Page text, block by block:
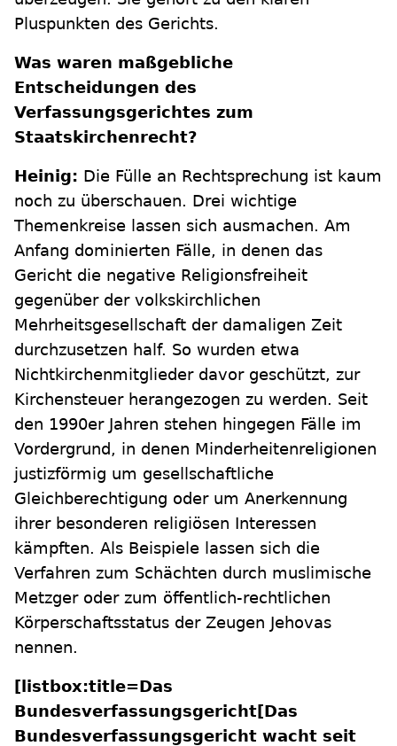
Pluspunkten des Gerichts.
Was waren maßgebliche
Entscheidungen des
Verfassungsgerichtes zum
Staatskirchenrecht?
Heinig: Die Fülle an Rechtsprechung ist kaum
noch zu überschauen. Drei wichtige
Themenkreise lassen sich ausmachen. Am
Anfang dominierten Fälle, in denen das
Gericht die negative Religionsfreiheit
gegenüber der volkskirchlichen
Mehrheitsgesellschaft der damaligen Zeit
durchzusetzen half. So wurden etwa
Nichtkirchenmitglieder davor geschützt, zur
Kirchensteuer herangezogen zu werden. Seit
den 1990er Jahren stehen hingegen Fälle im
Vordergrund, in denen Minderheitenreligionen
justizförmig um gesellschaftliche
Gleichberechtigung oder um Anerkennung
ihrer besonderen religiösen Interessen
kämpften. Als Beispiele lassen sich die
Verfahren zum Schächten durch muslimische
Metzger oder zum öffentlich-rechtlichen
Körperschaftsstatus der Zeugen Jehovas
nennen.
[listbox:title=Das
Bundesverfassungsgericht[Das
Bundesverfassungsgericht wacht seit